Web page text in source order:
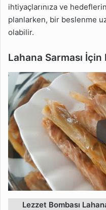
ihtiyaçlarınıza ve
planlarken, bir beslenme
olabilir.
Lahana Sarması İçin
Lezzet Bombası